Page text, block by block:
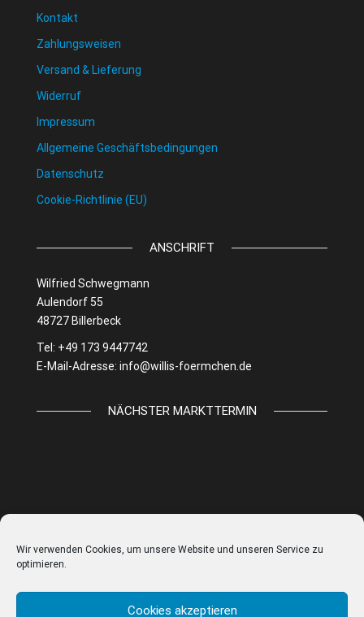
Wir verwenden Cookies, um unsere Website und unseren Service zu
optimieren.
Cookies akzeptieren
Kontakt
Zahlungsweisen
Versand & Lieferung
Widerruf
Impressum
Allgemeine Geschäftsbedingungen
Datenschutz
Cookie-Richtlinie (EU)
ANSCHRIFT
Wilfried Schwegmann
Aulendorf 55
48727 Billerbeck
Tel: +49 173 9447742
E-Mail-Adresse: info@willis-foermchen.de
NÄCHSTER MARKTTERMIN